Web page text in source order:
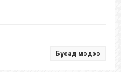
Бусад мэдээ